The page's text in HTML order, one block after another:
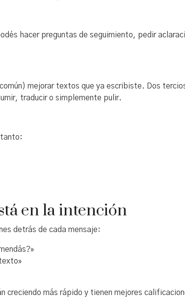
hacer preguntas de seguimiento, pedir
mejorar textos que ya escribiste. Dos
traducir o simplemente pulir.
tanto:
en la intención
detrás de cada mensaje:
creciendo más rápido y tienen mejores